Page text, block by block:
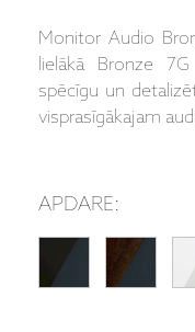
Monitor Audio
lielākā Bronze
spēcīgu un
visprasīgākajam
APDARE: